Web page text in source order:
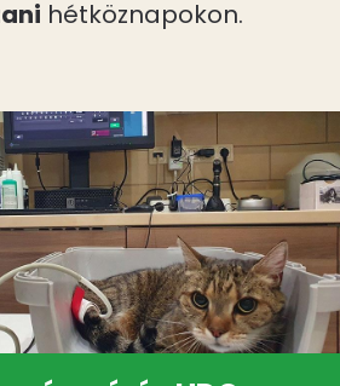
hétköznapokon.